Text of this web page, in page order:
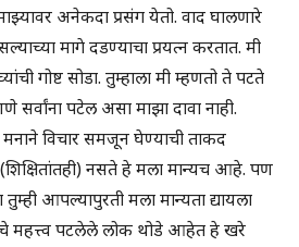
अनेकदा प्रसंग येतो. वाद घालणारे
मागे दडण्याचा प्रयत्न करतात. मी
गोष्ट सोडा. तुम्हाला मी म्हणतो ते पटते
सर्वांना पटेल असा माझा दावा नाही.
मनाने विचार समजून घेण्याची ताकद
नसते हे मला मान्यच आहे. पण
आपल्यापुरती मला मान्यता द्यायला
महत्त्व पटलेले लोक थोडे आहेत हे खरे